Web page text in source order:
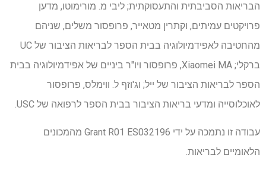
הבריאות הסביבתית והתעסוקתית; ליבי מ. מורימוטו, מדען
פרויקטים עמיתים, וקתרין מטאייר, פרופסור משלים, שניהם
מהחטיבה לאפידמיולוגיה בבית הספר לבריאות הציבור של UC
ברקלי; Xiaomei MA, פרופסור ויו"ר ביניים של אפידמיולוגיה בבית
הספר לבריאות הציבור של ייל; וג'וזף ל. ווימלס, פרופסור
לאוכלוסייה ומדעי בריאות הציבור בבית הספר לרפואה של USC.
עבודה זו נתמכה על ידי Grant R01 ES032196 מהמכונים
הלאומיים לבריאות.